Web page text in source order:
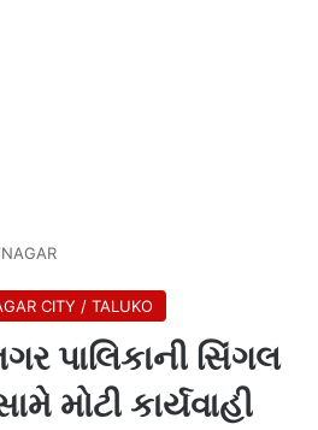
CITY / TALUKO
પાલિકાની સિંગલ
મોટી કાર્યવાહી